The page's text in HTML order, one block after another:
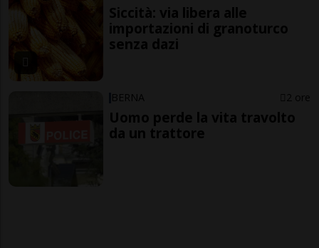
Siccità: via libera alle
importazioni di granoturco
senza dazi
BERNA 2 ore
Uomo perde la vita travolto
da un trattore